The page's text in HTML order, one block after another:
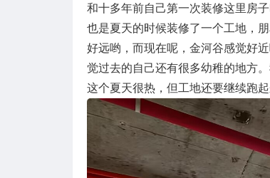
和十多年前自己第一次装修这里房
也是夏天的时候装修了一个工地，
好远哟，而现在呢，金河谷感觉好
觉过去的自己还有很多幼稚的地方
这个夏天很热，但工地还要继续跑起